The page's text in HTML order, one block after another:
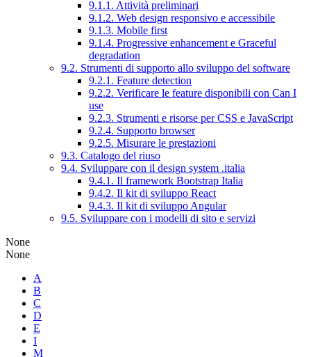
9.1.1. Attività preliminari
9.1.2. Web design responsivo e accessibile
9.1.3. Mobile first
9.1.4. Progressive enhancement e Graceful
degradation
9.2. Strumenti di supporto allo sviluppo del software
9.2.1. Feature detection
9.2.2. Verificare le feature disponibili con Can I
use
9.2.3. Strumenti e risorse per CSS e JavaScript
9.2.4. Supporto browser
9.2.5. Misurare le prestazioni
9.3. Catalogo del riuso
9.4. Sviluppare con il design system .italia
9.4.1. Il framework Bootstrap Italia
9.4.2. Il kit di sviluppo React
9.4.3. Il kit di sviluppo Angular
9.5. Sviluppare con i modelli di sito e servizi
None
None
A
B
C
D
E
I
M